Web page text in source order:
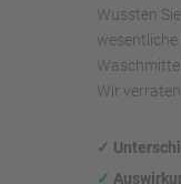
Wussten
wesentliche
Wir
✓
✓